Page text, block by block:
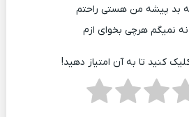
بد پیشه من هستی راحتم
نمیگم هرچی بخوای ازم
کنید تا به آن امتیاز دهید!